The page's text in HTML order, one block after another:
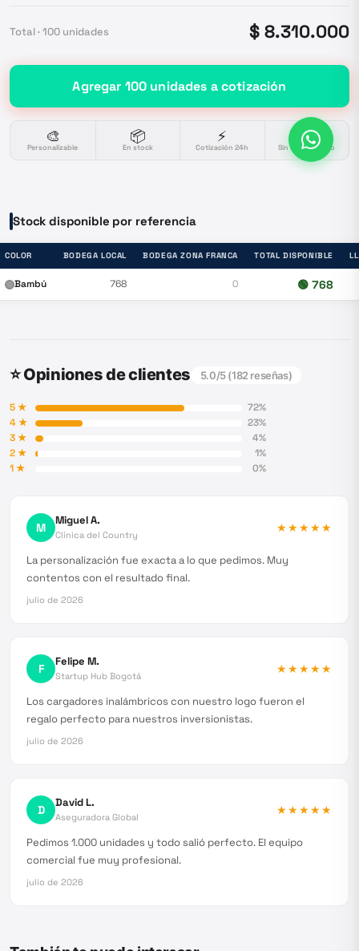
Total · 100 unidades $ 8.310.000
Agregar 100 unidades a cotización
🎨
Personalizable
📦
En stock
⚡
Cotización 24h
🔒
Sin compromiso
Stock disponible por referencia
COLOR BODEGA LOCAL BODEGA ZONA FRANCA TOTAL DISPONIBLE
Bambú 768 0 🟢 768
⭐ Opiniones de clientes 5.0/5 (182 reseñas)
5★ 72%
4★ 23%
3★ 4%
2★ 1%
1★ 0%
M Miguel A.
Clínica del Country
★★★★★
La personalización fue exacta a lo que pedimos. Muy
contentos con el resultado final.
julio de 2026
F Felipe M.
Startup Hub Bogotá
★★★★★
Los cargadores inalámbricos con nuestro logo fueron el
regalo perfecto para nuestros inversionistas.
julio de 2026
D David L.
Aseguradora Global
★★★★★
Pedimos 1.000 unidades y todo salió perfecto. El equipo
comercial fue muy profesional.
julio de 2026